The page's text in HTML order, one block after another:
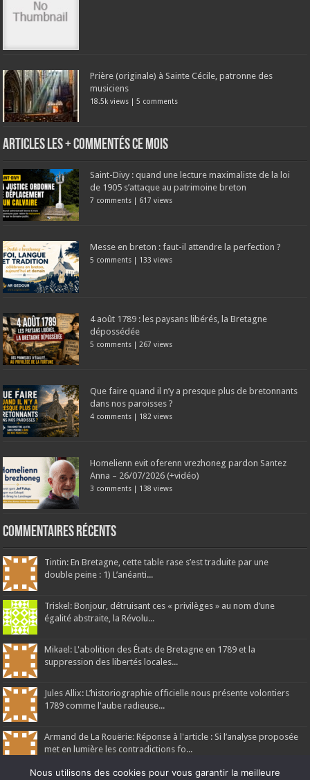
Prière (originale) à Sainte Cécile, patronne des
musiciens
18.5k views |5 comments
Articles les + commentés ce mois
Saint-Divy : quand une lecture maximaliste de la loi
de 1905 s’attaque au patrimoine breton
7 comments | 617 views
Messe en breton : faut-il attendre la perfection ?
5 comments | 133 views
4 août 1789 : les paysans libérés, la Bretagne
dépossédée
5 comments | 267 views
Que faire quand il n’y a presque plus de bretonnants
dans nos paroisses ?
4 comments | 182 views
Homelienn evit oferenn vrezhoneg pardon Santez
Anna – 26/07/2026 (+vidéo)
3 comments | 138 views
Commentaires récents
Tintin: En Bretagne, cette table rase s’est traduite par une
double peine : 1) L’anéanti...
Triskel: Bonjour, détruisant ces « privilèges » au nom d’une
égalité abstraite, la Révolu...
Mikael: L'abolition des États de Bretagne en 1789 et la
suppression des libertés locales...
Jules Allix: L’historiographie officielle nous présente volontiers
1789 comme l'aube radieuse...
Armand de La Rouërie: Réponse à l'article : Si l’analyse proposée
met en lumière les contradictions fo...
Nous utilisons des cookies pour vous garantir la meilleure